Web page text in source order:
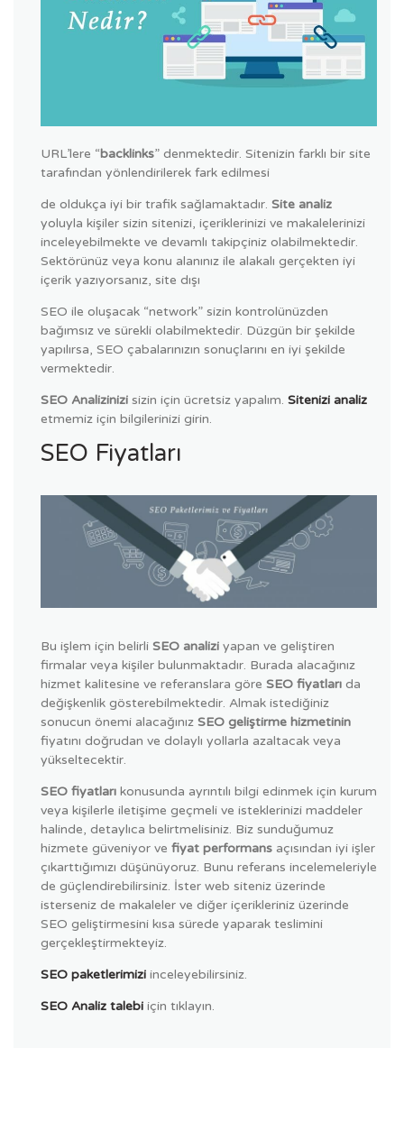
URL’lere “backlinks” denmektedir. Sitenizin farklı bir site
tarafından yönlendirilerek fark edilmesi
de oldukça iyi bir trafik sağlamaktadır. Site analiz
yoluyla kişiler sizin sitenizi, içeriklerinizi ve makalelerinizi
inceleyebilmekte ve devamlı takipçiniz olabilmektedir.
Sektörünüz veya konu alanınız ile alakalı gerçekten iyi
içerik yazıyorsanız, site dışı
SEO ile oluşacak “network” sizin kontrolünüzden
bağımsız ve sürekli olabilmektedir. Düzgün bir şekilde
yapılırsa, SEO çabalarınızın sonuçlarını en iyi şekilde
vermektedir.
SEO Analizinizi sizin için ücretsiz yapalım. Sitenizi analiz
etmemiz için bilgilerinizi girin.
SEO Fiyatları
Bu işlem için belirli SEO analizi yapan ve geliştiren
firmalar veya kişiler bulunmaktadır. Burada alacağınız
hizmet kalitesine ve referanslara göre SEO fiyatları da
değişkenlik gösterebilmektedir. Almak istediğiniz
sonucun önemi alacağınız SEO geliştirme hizmetinin
fiyatını doğrudan ve dolaylı yollarla azaltacak veya
yükseltecektir.
SEO fiyatları konusunda ayrıntılı bilgi edinmek için kurum
veya kişilerle iletişime geçmeli ve isteklerinizi maddeler
halinde, detaylıca belirtmelisiniz. Biz sunduğumuz
hizmete güveniyor ve fiyat performans açısından iyi işler
çıkarttığımızı düşünüyoruz. Bunu referans incelemeleriyle
de güçlendirebilirsiniz. İster web siteniz üzerinde
isterseniz de makaleler ve diğer içerikleriniz üzerinde
SEO geliştirmesini kısa sürede yaparak teslimini
gerçekleştirmekteyiz.
SEO paketlerimizi inceleyebilirsiniz.
SEO Analiz talebi için tıklayın.